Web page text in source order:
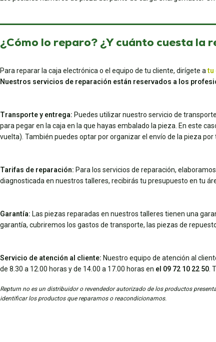
¿Cómo lo reparo? ¿Y cuánto cuesta la
Para reparar la caja electrónica o el equipo de tu cliente, dirígete atu
Nuestros servicios de reparación están reservados a los
Transporte y entrega: Puedes utilizar nuestro servicio de
para pegar en la caja en la que hayas embalado la pieza. En este
vuelta). También puedes optar por organizar el envío de la pieza
Tarifas de reparación: Para los servicios de reparación,
diagnosticada en nuestros talleres, recibirás tu presupuesto en tu
Garantía: Las piezas reparadas en nuestros talleres tienen una
garantía, cubriremos los gastos de transporte, las piezas de
Servicio de atención al cliente: Nuestro equipo de atención al
de 8.30 a 12.00 horas y de 14.00 a 17.00 horas en el 09 72 10 22 50 .
Repturn no es un distribuidor o revendedor autorizado de los productos
identificar los productos que reparamos o reacondicionamos.